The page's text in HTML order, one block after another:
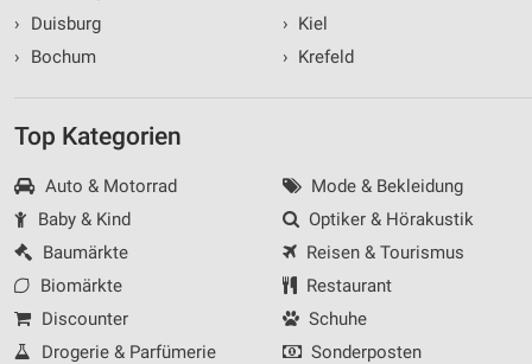
›
Duisburg
›
Bochum
› Kiel
› Krefeld
Top Kategorien
Auto & Motorrad
Baby & Kind
Baumärkte
Biomärkte
Discounter
Drogerie & Parfümerie
Mode & Bekleidung
Optiker & Hörakustik
Reisen & Tourismus
Restaurant
Schuhe
Sonderposten